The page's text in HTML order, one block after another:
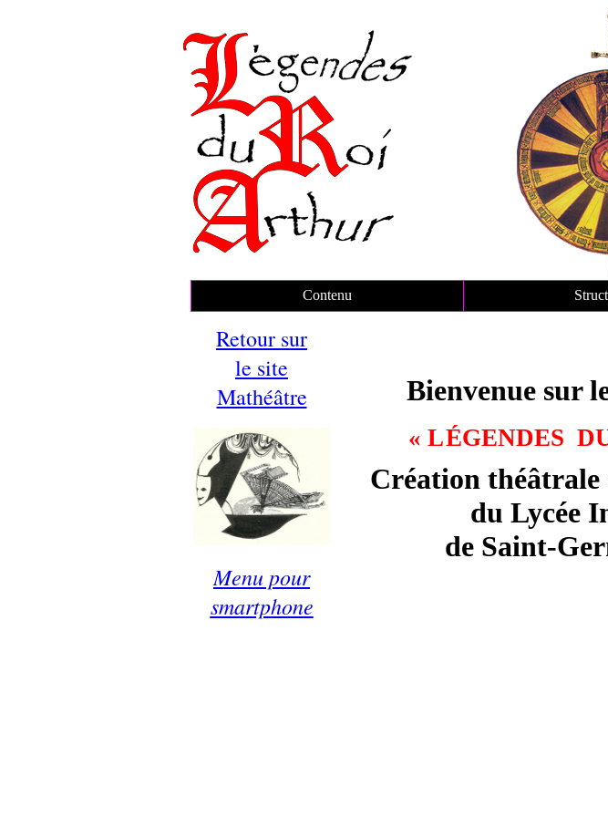
Contenu
Retour sur
le site
Mathéâtre
Menu pour
smartphone
Bienvenue sur
« LÉGENDES
Création
du Lycée
de Saint-